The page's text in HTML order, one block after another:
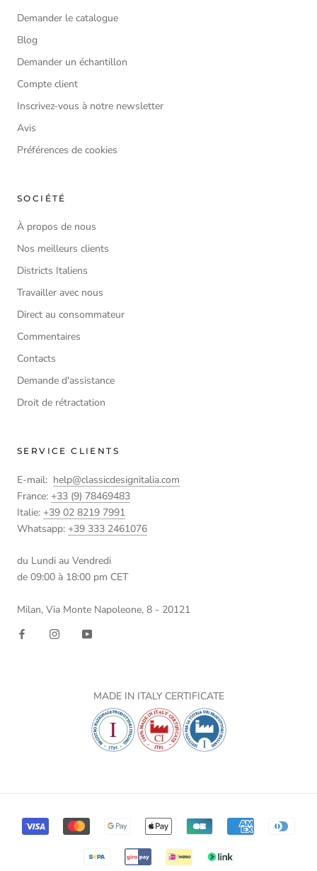
Demander le catalogue
Blog
Demander un échantillon
Compte client
Inscrivez-vous à notre newsletter
Avis
Préférences de cookies
SOCIÉTÉ
À propos de nous
Nos meilleurs clients
Districts Italiens
Travailler avec nous
Direct au consommateur
Commentaires
Contacts
Demande d'assistance
Droit de rétractation
SERVICE CLIENTS
E-mail: help@classicdesignitalia.com
France: +33 (9) 78469483
Italie: +39 02 8219 7991
Whatsapp: +39 333 2461076
du Lundi au Vendredi
de 09:00 à 18:00 pm CET
Milan, Via Monte Napoleone, 8 - 20121
MADE IN ITALY CERTIFICATE